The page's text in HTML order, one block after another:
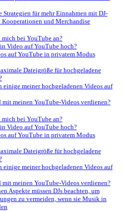
Strategien für mehr Einnahmen‍ mit DJ-
und Merchandise
mich bei YouTube an?
Video auf YouTube hoch?
auf YouTube in privatem Modus
Dateigröße für hochgeladene
einige meiner hochgeladenen Videos auf
mit meinen YouTube-Videos verdienen?
mich bei YouTube an?
Video auf YouTube hoch?
auf YouTube in privatem Modus
Dateigröße für hochgeladene
einige meiner hochgeladenen Videos auf
mit meinen YouTube-Videos verdienen?
Aspekte müssen DJs ​beachten, ‌um
​zu vermeiden,​ wenn sie⁢ Musik in